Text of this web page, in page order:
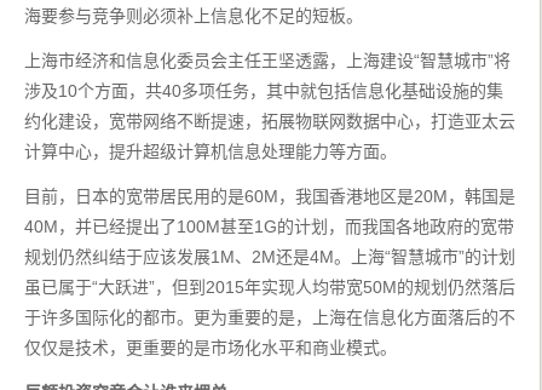
海要参与竞争则必须补上信息化不足的短板。
上海市经济和信息化委员会主任王坚透露，上海建设“智慧城市”将
涉及10个方面，共40多项任务，其中就包括信息化基础设施的集
约化建设，宽带网络不断提速，拓展物联网数据中心，打造亚太云
计算中心，提升超级计算机信息处理能力等方面。
目前，日本的宽带居民用的是60M，我国香港地区是20M，韩国是
40M，并已经提出了100M甚至1G的计划，而我国各地政府的宽带
规划仍然纠结于应该发展1M、2M还是4M。上海“智慧城市”的计划
虽已属于“大跃进”，但到2015年实现人均带宽50M的规划仍然落后
于许多国际化的都市。更为重要的是，上海在信息化方面落后的不
仅仅是技术，更重要的是市场化水平和商业模式。